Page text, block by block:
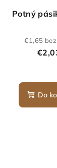
Potný
€1,65
Do